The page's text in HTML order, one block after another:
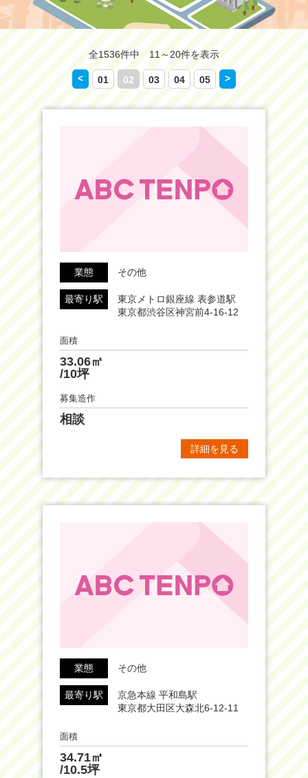
全1536件中 11～20件を表示
< 01 02 03 04 05 >
業態 その他
最寄り駅
東京メトロ銀座線 表参道駅
東京都渋谷区神宮前4-16-12
面積
33.06㎡
/10坪
募集造作
相談
詳細を見る
業態 その他
最寄り駅
京急本線 平和島駅
東京都大田区大森北6-12-11
面積
34.71㎡
/10.5坪